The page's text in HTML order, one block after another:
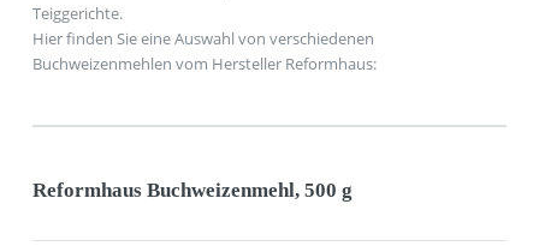
Teiggerichte.
Hier finden Sie eine Auswahl von verschiedenen
Buchweizenmehlen vom Hersteller Reformhaus:
Reformhaus Buchweizenmehl, 500 g